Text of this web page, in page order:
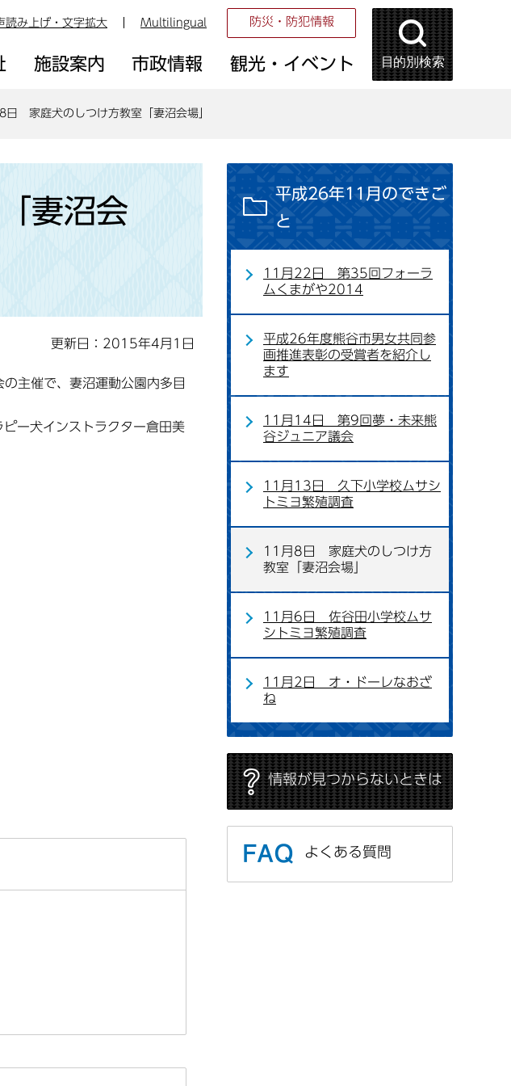
読み上げ・文字拡大 Multilingual 防災・防犯情報
施設案内 市政情報 観光・イベント 目的別検索
日 家庭犬のしつけ方教室「妻沼会場」
妻沼会
更新日：2015年4月1日
主催で、妻沼運動公園内多目
ー犬インストラクター倉田美
平成26年11月のできご
と
11月22日 第35回フォーラ
ムくまがや2014
平成26年度熊谷市男女共同参
画推進表彰の受賞者を紹介し
ます
11月14日 第9回夢・未来熊
谷ジュニア議会
11月13日 久下小学校ムサシ
トミヨ繁殖調査
11月8日 家庭犬のしつけ方
教室「妻沼会場」
11月6日 佐谷田小学校ムサ
シトミヨ繁殖調査
11月2日 オ・ドーレなおざ
ね
情報が見つからないときは
よくある質問